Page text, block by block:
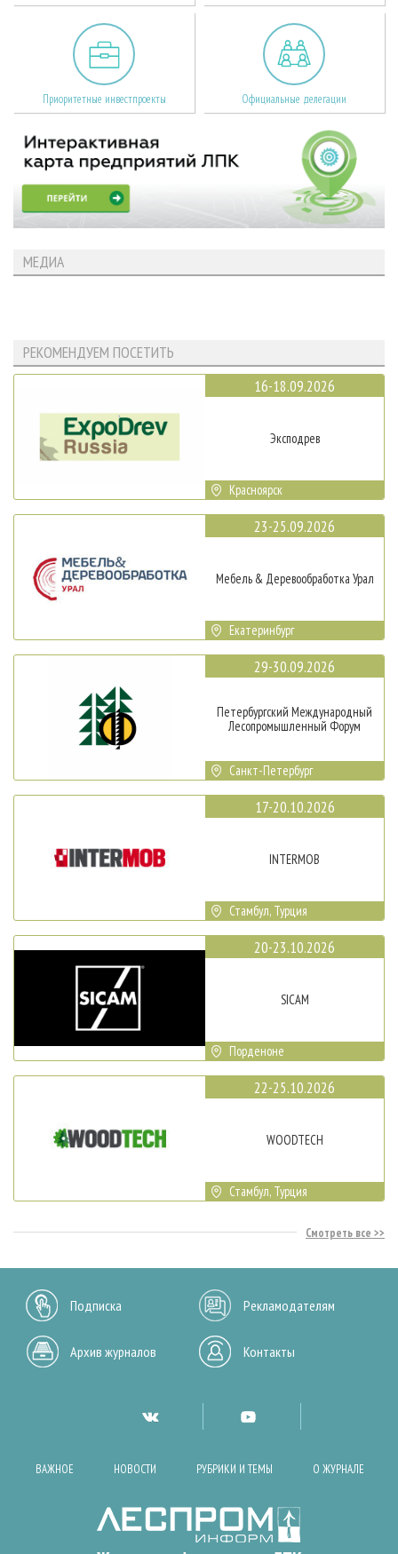
Приоритетные инвестпроекты Официальные делегации
МЕДИА
РЕКОМЕНДУЕМ ПОСЕТИТЬ
16-18.09.2026
Эксподрев
Красноярск
23-25.09.2026
Мебель & Деревообработка Урал
Екатеринбург
29-30.09.2026
Петербургский Международный
Лесопромышленный Форум
Санкт-Петербург
17-20.10.2026
INTERMOB
Стамбул, Турция
20-23.10.2026
SICAM
Порденоне
22-25.10.2026
WOODTECH
Стамбул, Турция
Смотреть все
Подписка Рекламодателям
Архив журналов Контакты
ВАЖНОЕ НОВОСТИ РУБРИКИ И ТЕМЫ О ЖУРНАЛЕ